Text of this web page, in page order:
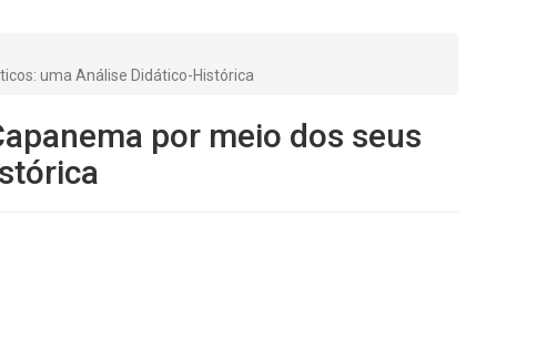
uma Análise Didático-Histórica
por meio dos seus